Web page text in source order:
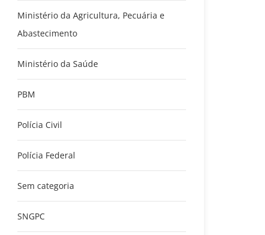
Ministério da Agricultura, Pecuária e
Abastecimento
Ministério da Saúde
PBM
Polícia Civil
Polícia Federal
Sem categoria
SNGPC